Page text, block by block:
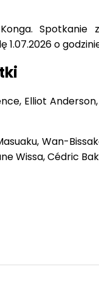
Spotkanie
o
Elliot
Wan-
Wissa, Cédric